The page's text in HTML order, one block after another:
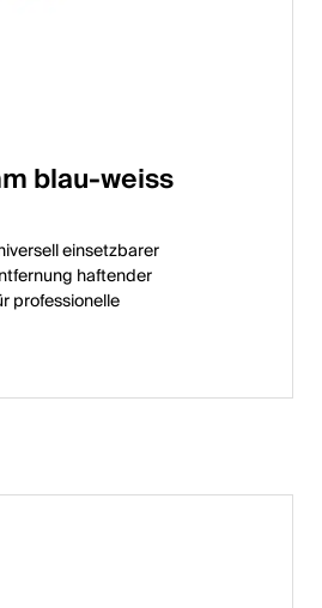
blau-weiss
einsetzbarer
haftender
professionelle